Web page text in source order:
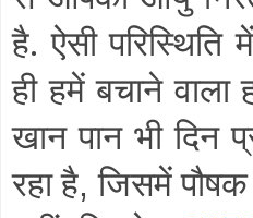
है. ऐसी परिस्थिति
ही हमें बचाने वाला
खान पान भी दिन
रहा है,जिसमें